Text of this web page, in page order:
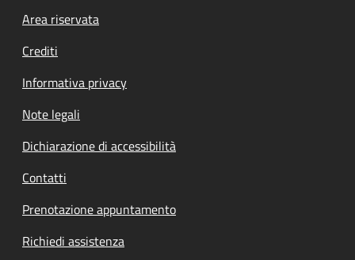
Footer menu
Area riservata
Crediti
Informativa privacy
Note legali
Dichiarazione di accessibilità
Contatti
Prenotazione appuntamento
Richiedi assistenza